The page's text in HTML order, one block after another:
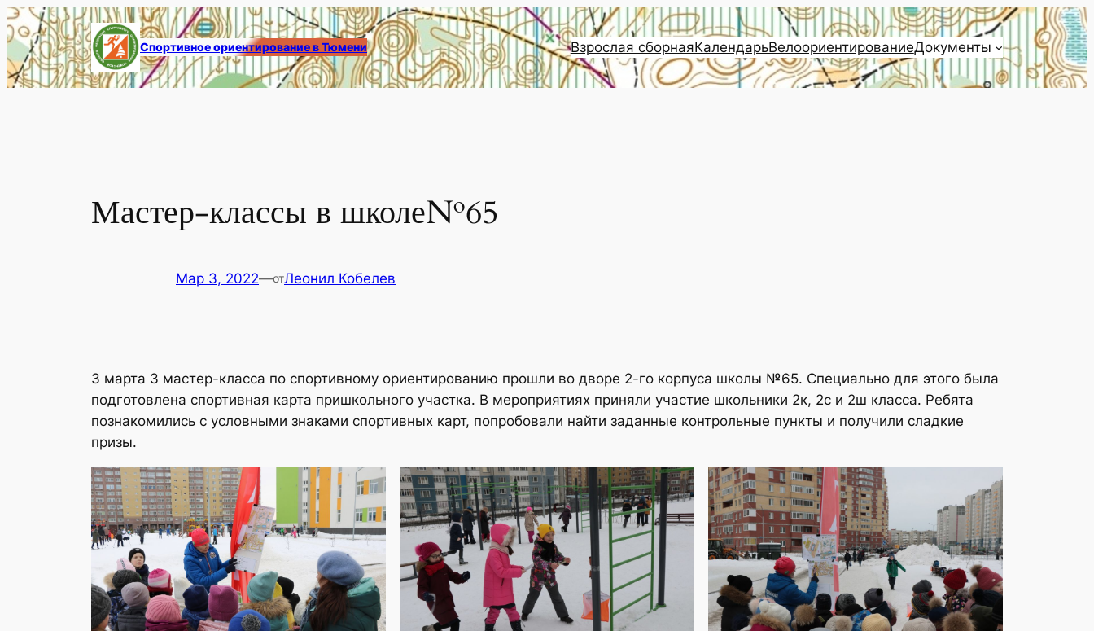
Перейти
к
содержимому
Спортивное ориентирование в Тюмени Взрослая сборнаяКалендарьВелоориентированиеДокументы
Мастер-классы в школе№65
Мар 3, 2022—отЛеонил Кобелев
3 марта 3 мастер-класса по спортивному ориентированию прошли во дворе 2-го корпуса школы №65. Специально для этого была
подготовлена спортивная карта пришкольного участка. В мероприятиях приняли участие школьники 2к, 2с и 2ш класса. Ребята
познакомились с условными знаками спортивных карт, попробовали найти заданные контрольные пункты и получили сладкие
призы.